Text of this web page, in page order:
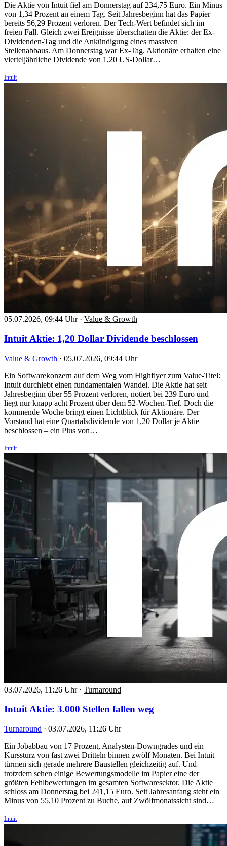
Die Aktie von Intuit fiel am Donnerstag auf 234,75 Euro. Ein Minus
von 1,34 Prozent an einem Tag. Seit Jahresbeginn hat das Papier
bereits 56,29 Prozent verloren. Der Tech-Wert befindet sich im
freien Fall. Gleich zwei Ereignisse überschatten die Aktie: der Ex-
Dividenden-Tag und die Ankündigung eines massiven
Stellenabbaus. Am Donnerstag war Ex-Tag. Aktionäre erhalten eine
vierteljährliche Dividende von 1,20 US-Dollar…
Intuit
05.07.2026, 09:44 Uhr · Value & Growth
Intuit Aktie: 1,20 Dollar Dividende beschlossen
Value & Growth · 05.07.2026, 09:44 Uhr
Ein Softwarekonzern auf dem Weg vom Highflyer zum Value-Titel:
Intuit durchlebt einen fundamentalen Wandel. Die Aktie hat seit
Jahresbeginn über 55 Prozent verloren, notiert bei 239 Euro und
liegt nur knapp acht Prozent über dem 52-Wochen-Tief. Doch die
kommende Woche bringt einen Lichtblick für Aktionäre. Der
Vorstand hat eine Quartalsdividende von 1,20 Dollar je Aktie
beschlossen – ein Plus von…
Intuit
03.07.2026, 11:26 Uhr · Turnaround
Intuit Aktie: 3.000 Stellen fallen weg
Turnaround · 03.07.2026, 11:26 Uhr
Ein Jobabbau von 17 Prozent, Analysten-Downgrades und ein
Kurssturz von fast zwei Dritteln binnen zwölf Monaten. Bei Intuit
türmen sich gerade mehrere Baustellen gleichzeitig auf. Und
trotzdem sehen einige Bewertungsmodelle im Papier eine der
größten Fehlbewertungen im gesamten Softwaresektor. Die Aktie
schloss am Donnerstag bei 241,15 Euro. Seit Jahresanfang steht ein
Minus von 55,10 Prozent zu Buche, auf Zwölfmonatssicht sind…
Intuit